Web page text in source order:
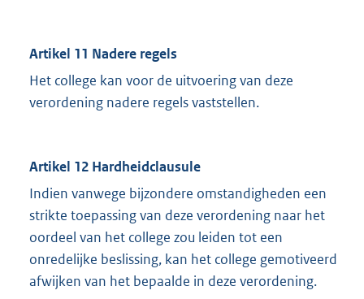
Artikel 11 Nadere regels
Het college kan voor de uitvoering van deze
verordening nadere regels vaststellen.
Artikel 12 Hardheidclausule
Indien vanwege bijzondere omstandigheden een
strikte toepassing van deze verordening naar het
oordeel van het college zou leiden tot een
onredelijke beslissing, kan het college gemotiveerd
afwijken van het bepaalde in deze verordening.